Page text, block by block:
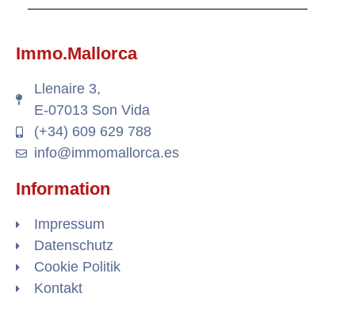
Immo.Mallorca
Llenaire 3,
E-07013 Son Vida
(+34) 609 629 788
info@immomallorca.es
Information
Impressum
Datenschutz
Cookie Politik
Kontakt